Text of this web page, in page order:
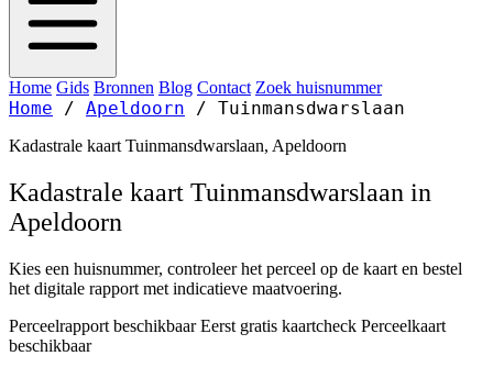
Home Gids Bronnen Blog Contact Zoek huisnummer
Home / Apeldoorn / Tuinmansdwarslaan
Kadastrale kaart Tuinmansdwarslaan, Apeldoorn
Kadastrale kaart Tuinmansdwarslaan in
Apeldoorn
Kies een huisnummer, controleer het perceel op de kaart en bestel
het digitale rapport met indicatieve maatvoering.
Perceelrapport beschikbaar Eerst gratis kaartcheck Perceelkaart
beschikbaar